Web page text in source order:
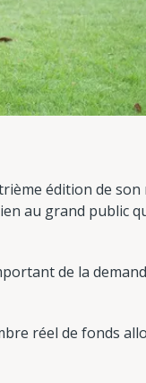
édition de
au grand public
de la
réel de fonds